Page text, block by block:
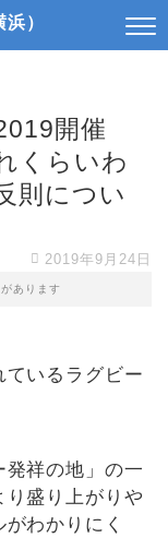
）
開催
くらいわ
則につい
2019年9月24日
あります
ているラグビー
発祥の地」の一
盛り上がりや
わかりにく